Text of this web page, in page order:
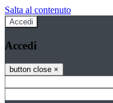
Salta al contenuto
Accedi
Accedi
button close ×